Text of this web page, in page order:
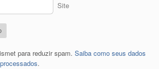
Site
para reduzir spam.Saiba como seus dados
.